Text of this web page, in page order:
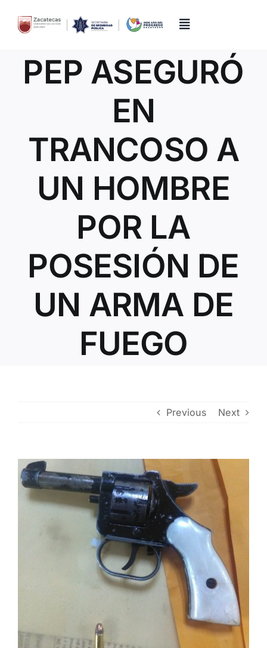
content
Toggle
Inicio
Quiénes Somos
Trámites y Servicios
Contacto
PEP ASEGURÓ
EN
TRANCOSO A
UN HOMBRE
POR LA
POSESIÓN DE
UN ARMA DE
FUEGO
Previous Next
View
Larger
Image